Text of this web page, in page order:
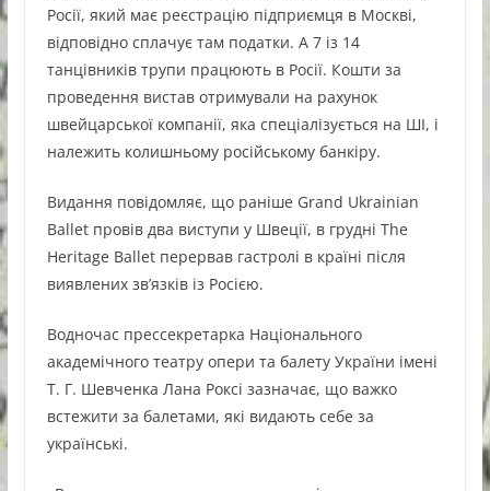
Росії, який має реєстрацію підприємця в Москві,
відповідно сплачує там податки. А 7 із 14
танцівників трупи працюють в Росії. Кошти за
проведення вистав отримували на рахунок
швейцарської компанії, яка спеціалізується на ШІ, і
належить колишньому російському банкіру.
Видання повідомляє, що раніше Grand Ukrainian
Ballet провів два виступи у Швеції, в грудні The
Heritage Ballet перервав гастролі в країні після
виявлених зв’язків із Росією.
Водночас прессекретарка Національного
академічного театру опери та балету України імені
Т. Г. Шевченка Лана Роксі зазначає, що важко
встежити за балетами, які видають себе за
українські.